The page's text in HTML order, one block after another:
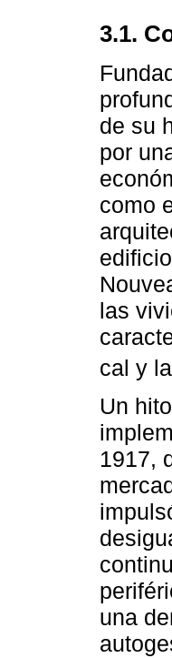
3.1.
de su
por
como
las
cal y
Un
1917,
una